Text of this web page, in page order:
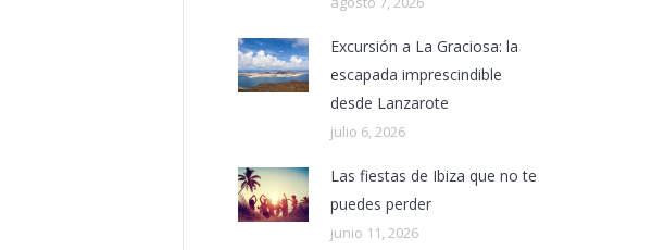
Excursión a La Graciosa: la
escapada imprescindible
desde Lanzarote
julio 6, 2026
Las fiestas de Ibiza que no te
puedes perder
junio 11, 2026